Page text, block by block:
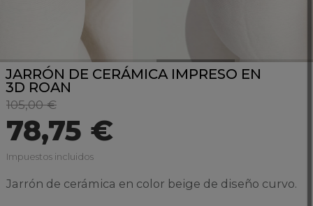
JARRÓN DE CERÁMICA IMPRESO EN
3D ROAN
105,00 €
78,75 €
Impuestos incluidos
Jarrón de cerámica en color beige de diseño curvo.